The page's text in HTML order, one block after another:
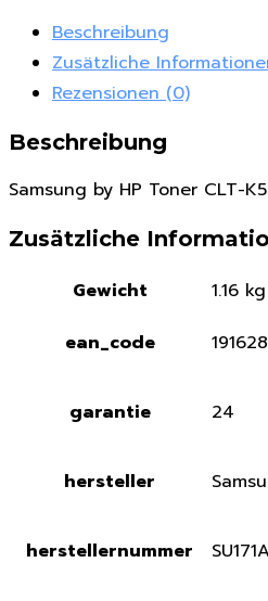
Toner
CLT-
K506L
/
Black
Menge
Beschreibung
Zusätzliche
Rezensionen (0)
Beschreibung
Samsung by HP Toner CLT-
Zusätzliche
Gewicht
1.16 kg
ean_code
garantie 24
hersteller
herstellernummer SU171A